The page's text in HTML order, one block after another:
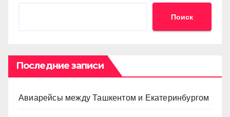
Поиск
Последние записи
Авиарейсы между Ташкентом и Екатеринбургом